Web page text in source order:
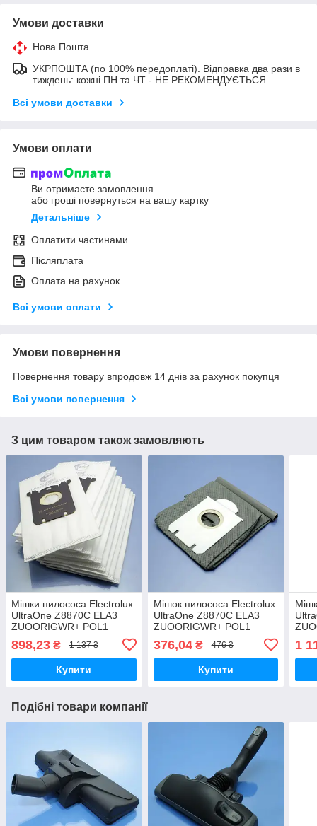
Умови доставки
Нова Пошта
УКРПОШТА (по 100% передоплаті). Відправка два рази в
тиждень: кожні ПН та ЧТ - НЕ РЕКОМЕНДУЄТЬСЯ
Всі умови доставки
Умови оплати
Ви отримаєте замовлення
або гроші повернуться на вашу картку
Детальніше
Оплатити частинами
Післяплата
Оплата на рахунок
Всі умови оплати
Умови повернення
Повернення товару впродовж 14 днів за рахунок покупця
Всі умови повернення
З цим товаром також замовляють
Мішки пилососа Electrolux
UltraOne Z8870C ELA3
ZUOORIGWR+ POL1
898,23 ₴ 1 137 ₴
Купити
Мішок пилососа Electrolux
UltraOne Z8870C ELA3
ZUOORIGWR+ POL1
376,04₴ 476 ₴
Купити
1
Подібні товари компанії